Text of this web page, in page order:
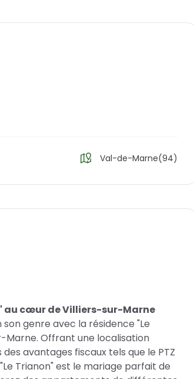
Val-de-Marne(94)
au cœur de Villiers-sur-Marne
genre avec la résidence "Le
Marne. Offrant une localisation
avantages fiscaux tels que le PTZ
Trianon" est le mariage parfait de